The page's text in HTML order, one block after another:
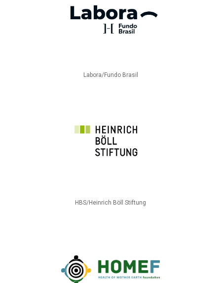
Labora/Fundo Brasil
HBS/Heinrich Böll Stiftung